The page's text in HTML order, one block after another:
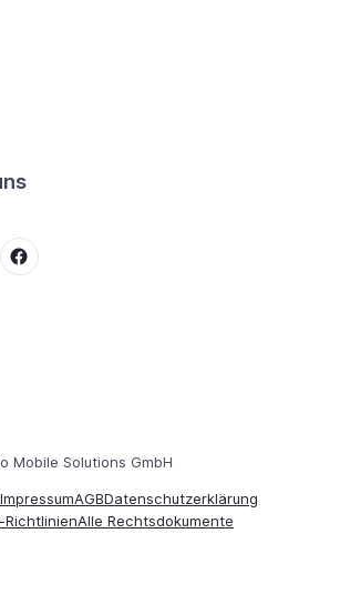
Facebook
Mobile Solutions GmbH
ImpressumAGBDatenschutzerklärung
RichtlinienAlle Rechtsdokumente